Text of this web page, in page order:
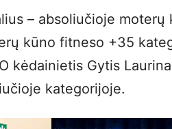
– absoliučioje
kūno fitneso +35
kėdainietis Gytis
kategorijoje.